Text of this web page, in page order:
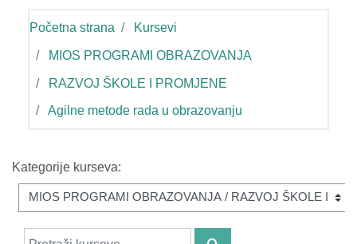
Početna strana Kursevi
MIOS PROGRAMI OBRAZOVANJA
RAZVOJ ŠKOLE I PROMJENE
Agilne metode rada u obrazovanju
Kategorije kurseva:
Pretraži kurseve